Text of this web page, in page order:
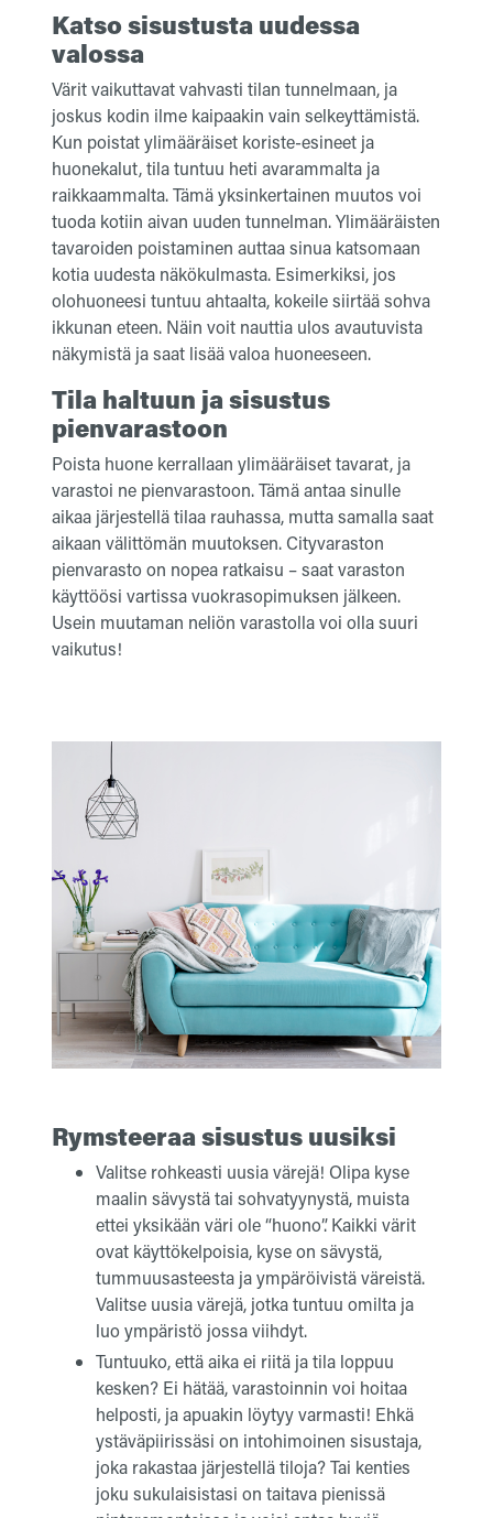
Katso sisustusta uudessa
valossa
Värit vaikuttavat vahvasti tilan tunnelmaan, ja
joskus kodin ilme kaipaakin vain selkeyttämistä.
Kun poistat ylimääräiset koriste-esineet ja
huonekalut, tila tuntuu heti avarammalta ja
raikkaammalta. Tämä yksinkertainen muutos voi
tuoda kotiin aivan uuden tunnelman. Ylimääräisten
tavaroiden poistaminen auttaa sinua katsomaan
kotia uudesta näkökulmasta. Esimerkiksi, jos
olohuoneesi tuntuu ahtaalta, kokeile siirtää sohva
ikkunan eteen. Näin voit nauttia ulos avautuvista
näkymistä ja saat lisää valoa huoneeseen.
Tila haltuun ja sisustus
pienvarastoon
Poista huone kerrallaan ylimääräiset tavarat, ja
varastoi ne pienvarastoon. Tämä antaa sinulle
aikaa järjestellä tilaa rauhassa, mutta samalla saat
aikaan välittömän muutoksen. Cityvaraston
pienvarasto on nopea ratkaisu – saat varaston
käyttöösi vartissa vuokrasopimuksen jälkeen.
Usein muutaman neliön varastolla voi olla suuri
vaikutus!
Rymsteeraa sisustus uusiksi
Valitse rohkeasti uusia värejä! Olipa kyse
maalin sävystä tai sohvatyynystä, muista
ettei yksikään väri ole “huono”. Kaikki värit
ovat käyttökelpoisia, kyse on sävystä,
tummuusasteesta ja ympäröivistä väreistä.
Valitse uusia värejä, jotka tuntuu omilta ja
luo ympäristö jossa viihdyt.
Tuntuuko, että aika ei riitä ja tila loppuu
kesken? Ei hätää, varastoinnin voi hoitaa
helposti, ja apuakin löytyy varmasti! Ehkä
ystäväpiirissäsi on intohimoinen sisustaja,
joka rakastaa järjestellä tiloja? Tai kenties
joku sukulaisistasi on taitava pienissä